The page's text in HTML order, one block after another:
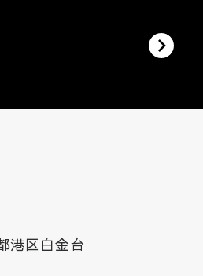
港区白金台